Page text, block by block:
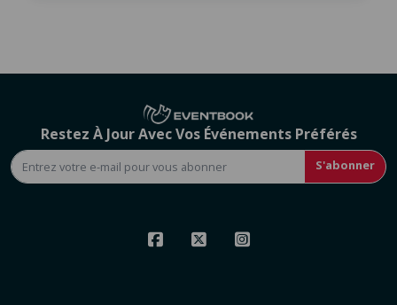
Restez À Jour Avec Vos Événements Préférés
S'abonner